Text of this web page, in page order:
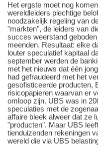
Het ergste moet nog
wereldleiders plechtige
noodzakelijk regeling van
"markten", de leiders van
succes weerstand
meenden. Resultaat: elke
louter speculatief kapitaal
september werden de
met het nieuws dat één
had gefraudeerd met het
gesofisticeerde producten,
risicopapieren waarvan er
omloop zijn. UBS was in
speculaties met de
affaire bleek alweer dat ze
"producten". Maar UBS
tienduizenden rekeningen
wereld die via UBS